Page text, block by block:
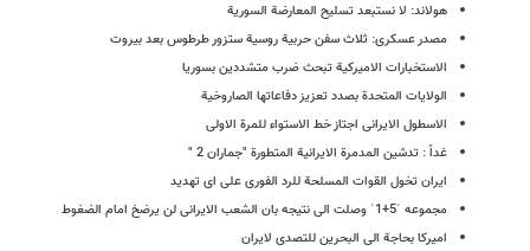
هولاند: لا نستبعد تسلیح المعارضة السوریة
مصدر عسکری: ثلاث سفن حربیة روسیة ستزور طرطوس بعد بیروت
الاستخبارات الامیرکیة تبحث ضرب متشددین بسوریا
الولایات المتحدة بصدد تعزیز دفاعاتها الصاروخیة
الاسطول الایرانی اجتاز خط الاستواء للمرة الاولى
غداً : تدشین المدمرة الایرانیة المتطورة "جماران 2 "
ایران تخول القوات المسلحة للرد الفوری على ای تهدید
مجموعه ˈ5+1ˈ وصلت الی نتیجه بان الشعب الایرانی لن یرضخ امام الضغوط
امیرکا بحاجة الى البحرین للتصدی لایران